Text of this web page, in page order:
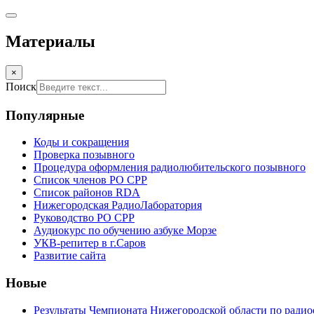
Материалы
×
Поиск
Популярные
Коды и сокращения
Проверка позывного
Процедура оформления радиолюбительского позывного
Список членов РО СРР
Список районов RDA
Нижегородская РадиоЛаборатория
Руководство РО СРР
Аудиокурс по обучению азбуке Морзе
УКВ-репитер в г.Саров
Развитие сайта
Новые
Результаты Чемпионата Нижегородской области по